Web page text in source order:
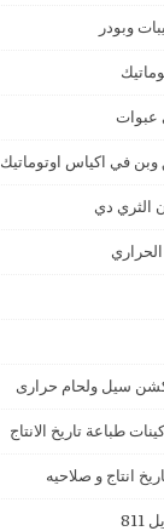
وبودر
عبوات
وبن في اكياس اوتوماتيك
الثري دي
سيل ولحام حرارى
طباعة تاريخ الانتاج
انتاج و صلاحيه